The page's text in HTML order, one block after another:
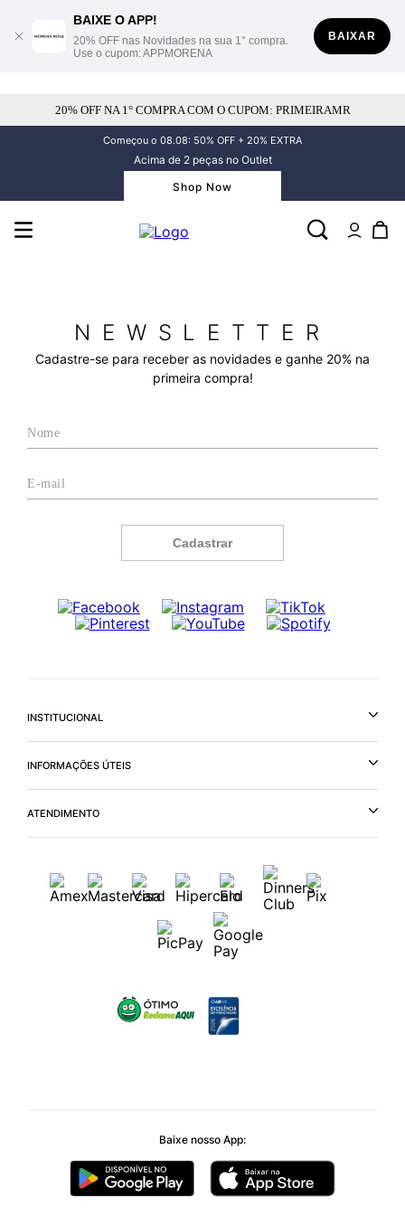
BAIXE O APP!
20% OFF nas Novidades na sua 1° compra.
Use o cupom: APPMORENA
BAIXAR
20% OFF NA 1° COMPRA COM O CUPOM: PRIMEIRAMR
Começou o 08.08: 50% OFF + 20% EXTRA
Acima de 2 peças no Outlet
Shop Now
NEWSLETTER
Cadastre-se para receber as novidades e ganhe 20% na
primeira compra!
Cadastrar
INSTITUCIONAL
INFORMAÇÕES ÚTEIS
ATENDIMENTO
Baixe nosso App: